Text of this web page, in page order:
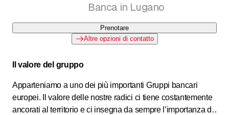
Banca in Lugano
Prenotare
Altre opzioni di contatto
Il valore del gruppo
Apparteniamo a uno dei più importanti Gruppi bancari
europei. Il valore delle nostre radici ci tiene costantemente
ancorati al territorio e ci insegna da sempre l’importanza di